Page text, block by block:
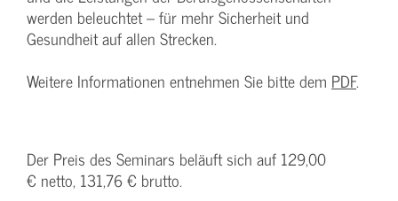
werden beleuchtet – für mehr Sicherheit und
Gesundheit auf allen Strecken.
Weitere Informationen entnehmen Sie bitte dem PDF.
Der Preis des Seminars beläuft sich auf 129,00
€ netto, 131,76 € brutto.